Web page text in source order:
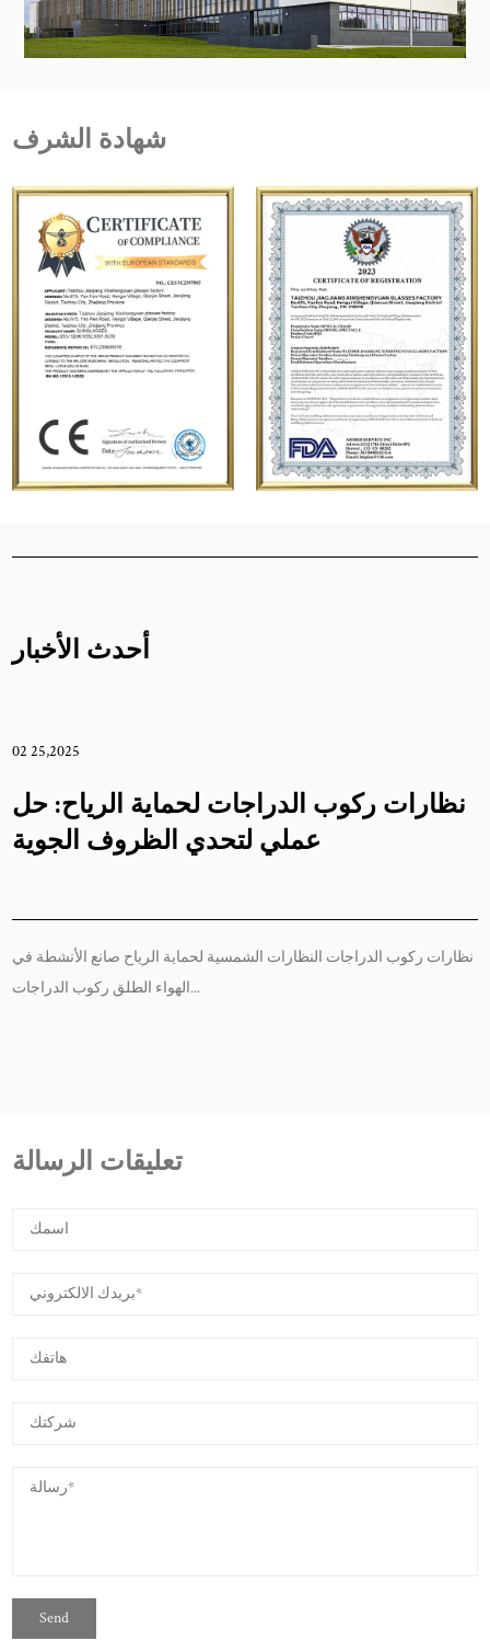
الكلاسيكية، أو الأداء الرياضي، أو أي شيء بينهما، فإن
مجموعتنا المتنوعة تحتوي على الزوج المثالي من
واحمي عينيك واترك انطباعًا دائمًا مع النظارات الشمسية
شهادة الشرف
أحدث الأخبار
نظارات ركوب الدراجات لحماية
عملي لتحدي
نظارات ركوب الدراجات النظارات الشمسية لحماية
الهواء الطلق ركوب الدراجات...
تعليقات الرسالة